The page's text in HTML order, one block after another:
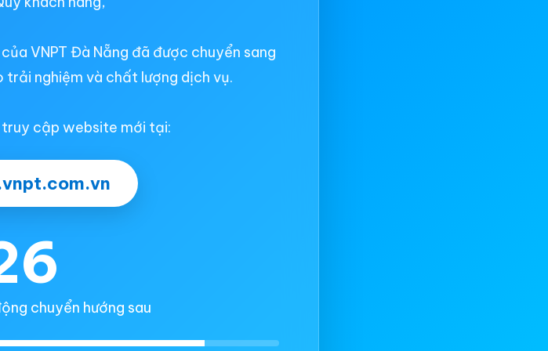
VNPT Đà Nẵng đã được chuyển sang
trải nghiệm và chất lượng dịch vụ.
truy cập website mới tại:
chuyển hướng sau